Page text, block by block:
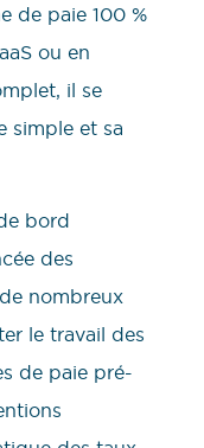
de paie 100 %
ou en
il se
simple et sa
bord
des
nombreux
le travail des
de paie pré-